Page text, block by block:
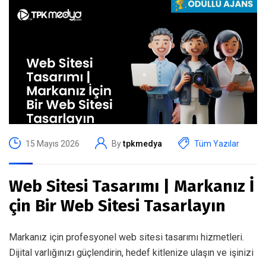
15 Mayıs 2026 Bytpkmedya Tüm Yazılar
Web Sitesi Tasarımı | Markanız İ
çin Bir Web Sitesi Tasarlayın
Markanız için profesyonel web sitesi tasarımı hizmetleri.
Dijital varlığınızı güçlendirin, hedef kitlenize ulaşın ve işinizi